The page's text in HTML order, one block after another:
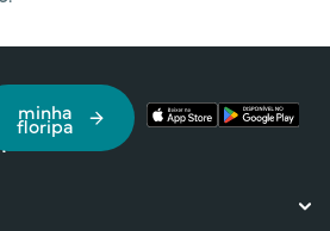
minha
floripa